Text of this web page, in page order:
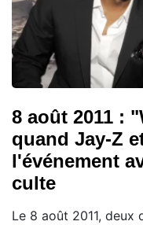
8 août 2011 :
quand Jay-Z
l'événement
culte
Le 8 août 2011, deux